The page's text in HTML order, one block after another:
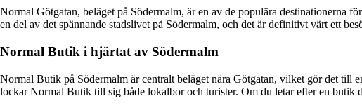
Normal Götgatan, beläget på Södermalm, är en av de populära destinationerna
en del av det spännande stadslivet på Södermalm, och det är definitivt värt ett
Normal Butik i hjärtat av Södermalm
Normal Butik på Södermalm är centralt beläget nära Götgatan, vilket gör det till
lockar Normal Butik till sig både lokalbor och turister. Om du letar efter en